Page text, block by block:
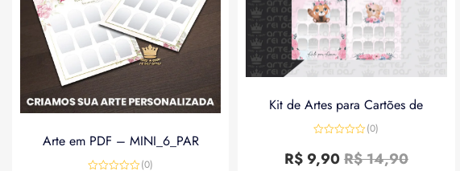
Arte em PDF – MINI_6_PAR
(0)
Kit de Artes para Cartões de
0
de
(0)
R$14,90
R$9,90